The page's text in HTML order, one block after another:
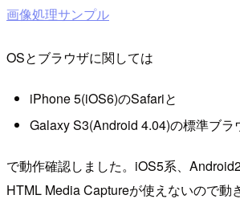
画像処理サンプル
OSとブラウザに関しては
iPhone 5(iOS6)のSafariと
Galaxy S3(Android 4.04)の標準ブラ
で動作確認しました。iOS5系、
HTML Media Captureが使えないので動